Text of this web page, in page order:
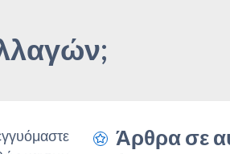
Άρθρα σε